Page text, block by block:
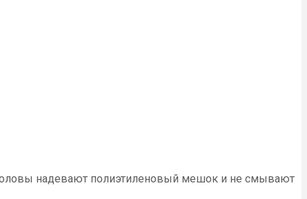
надевают полиэтиленовый мешок и не смывают